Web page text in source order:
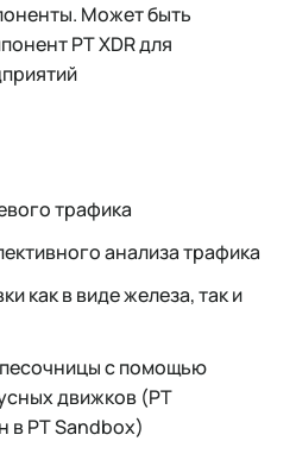
Может быть
PT XDR для
трафика
анализа трафика
как в виде железа, так и
с помощью
движков (PT
в PT Sandbox)